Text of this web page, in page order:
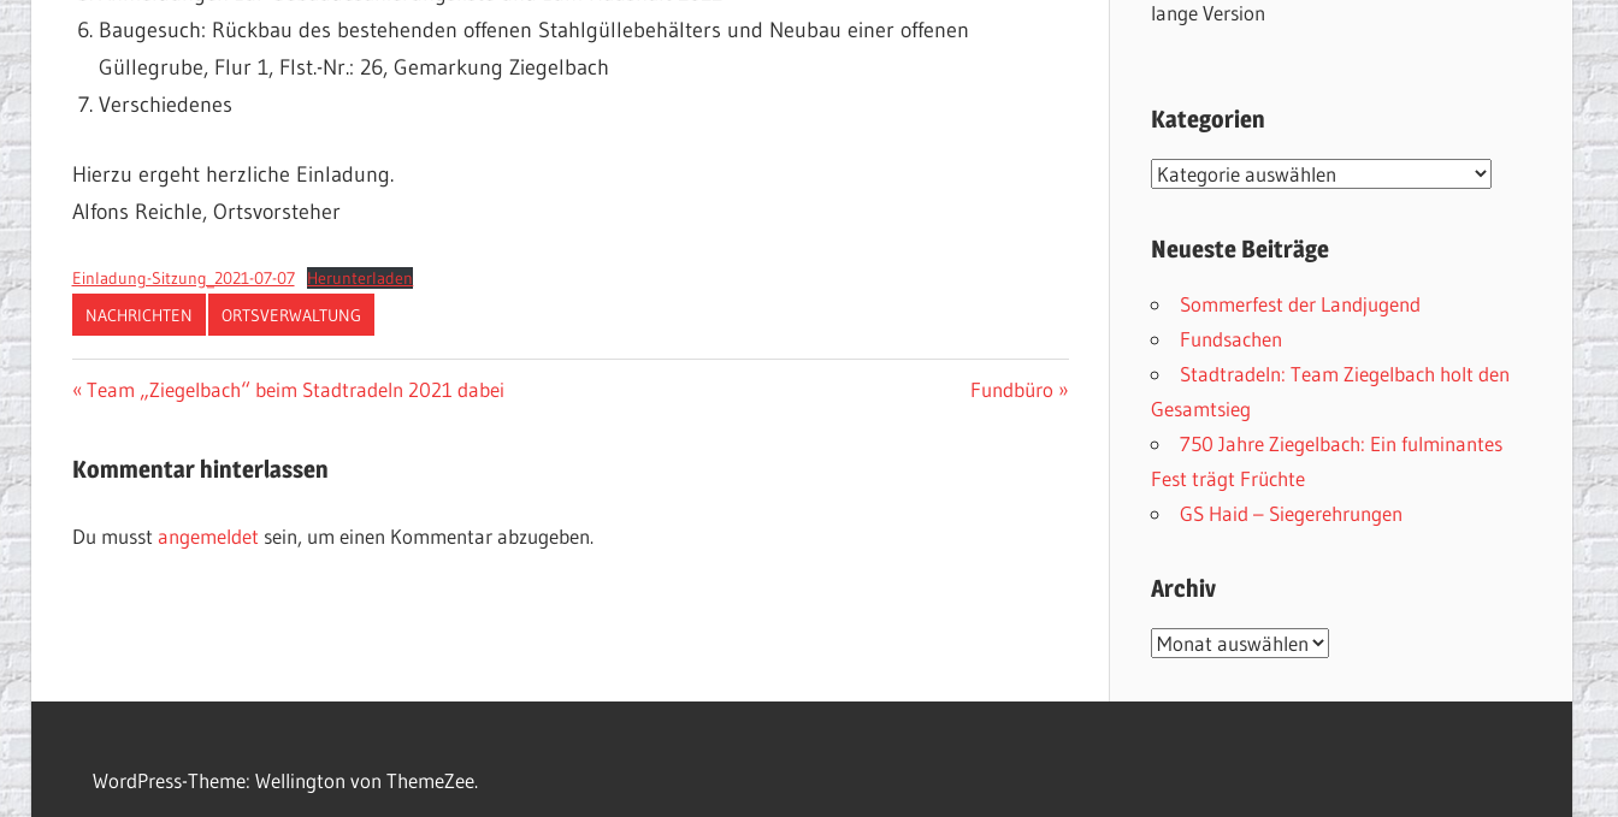
Baugesuch: Rückbau des bestehenden offenen Stahlgüllebehälters und Neubau einer offenen
Güllegrube, Flur 1, Flst.-Nr.: 26, Gemarkung Ziegelbach
Verschiedenes
Hierzu ergeht herzliche Einladung.
Alfons Reichle, Ortsvorsteher
Einladung-Sitzung_2021-07-07
Herunterladen
NACHRICHTEN
ORTSVERWALTUNG
Beitragsnavigation
Vorheriger
Team „Ziegelbach“ beim Stadtradeln 2021 dabei
Nächster
Fundbüro
Kommentar hinterlassen
Du musst angemeldet sein, um einen Kommentar abzugeben.
lange Version
Kategorien
Kategorien
Neueste Beiträge
Sommerfest der Landjugend
Fundsachen
Stadtradeln: Team Ziegelbach holt den
Gesamtsieg
750 Jahre Ziegelbach: Ein fulminantes
Fest trägt Früchte
GS Haid – Siegerehrungen
Archiv
Archiv
WordPress-Theme: Wellington von ThemeZee.